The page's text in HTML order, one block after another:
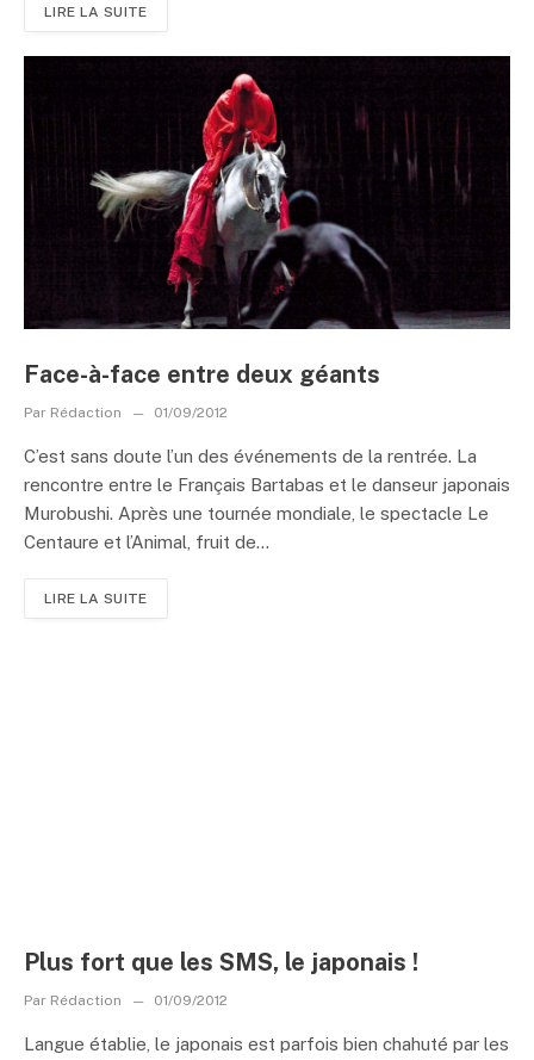
LIRE LA SUITE
Face-à-face entre deux géants
Par Rédaction 01/09/2012
C’est sans doute l’un des événements de la rentrée. La
rencontre entre le Français Bartabas et le danseur japonais
Murobushi. Après une tournée mondiale, le spectacle Le
Centaure et l’Animal, fruit de...
LIRE LA SUITE
Plus fort que les SMS, le japonais !
Par Rédaction 01/09/2012
Langue établie, le japonais est parfois bien chahuté par les